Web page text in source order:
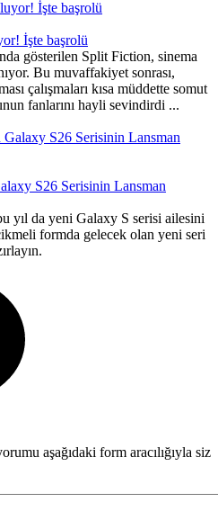
İşte başrolü
gösterilen Split Fiction, sinema
Bu muvaffakiyet sonrası,
çalışmaları kısa müddette somut
fanlarını hayli sevindirdi ...
S26 Serisinin Lansman
yıl da yeni Galaxy S serisi ailesini
formda gelecek olan yeni seri
aşağıdaki form aracılığıyla siz